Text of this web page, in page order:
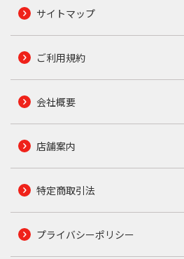
サイトマップ
ご利用規約
会社概要
店舗案内
特定商取引法
プライバシーポリシー